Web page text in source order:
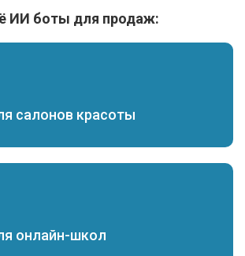
ИИ боты для продаж:
салонов красоты
онлайн-школ